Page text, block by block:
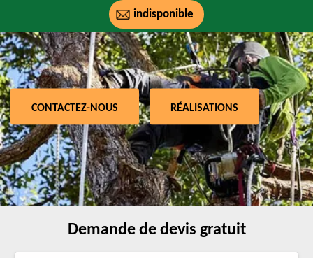
indisponible
CONTACTEZ-NOUS RÉALISATIONS
Demande de devis gratuit